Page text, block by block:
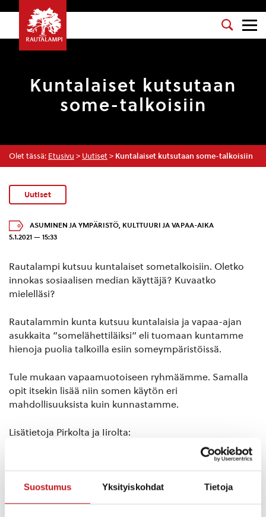
Suostumus Yksityiskohdat Tietoja
Kuntalaiset kutsutaan
some-talkoisiin
Olet tässä: Etusivu > Uutiset > Kuntalaiset kutsutaan some-talkoisiin
Uutiset
ASUMINEN JA YMPÄRISTÖ, KULTTUURI JA VAPAA-AIKA
5.1.2021 — 15:33
Rautalampi kutsuu kuntalaiset sometalkoisiin. Oletko
innokas sosiaalisen median käyttäjä? Kuvaatko
mielelläsi?
Rautalammin kunta kutsuu kuntalaisia ja vapaa-ajan
asukkaita ”somelähettiläiksi” eli tuomaan kuntamme
hienoja puolia talkoilla esiin someympäristöissä.
Tule mukaan vapaamuotoiseen ryhmäämme. Samalla
opit itsekin lisää niin somen käytön eri
mahdollisuuksista kuin kunnastamme.
Lisätietoja Pirkolta ja Iirolta:
pirkko.annala@rautalampi.fi, puh. 040 672 7170;
iiro.lyytinen@rautalampi.fi, puh. 020 746 5650.Tervetuloa
mukaan!
Kysy lisää: